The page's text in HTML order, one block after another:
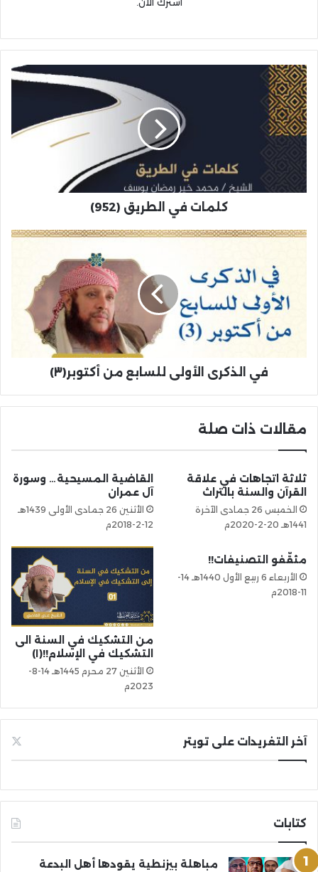
اشترك الآن.
كلمات في الطريق (952)
في الذكرى الأولى للسابع من أكتوبر(٣)
مقالات ذات صلة
ثلاثة اتجاهات في علاقة
القرآن والسنة بالتراث
الخميس 26 جمادى الآخرة
1441هـ 20-2-2020م
القاضية المسيحية… وسورة
آل عمران
الأثنين 26 جمادى الأولى 1439هـ
12-2-2018م
مثقّفو التصنيفات!!
الأربعاء 6 ربيع الأول 1440هـ 14-
11-2018م
من التشكيك في السنة الى
التشكيك في الإسلام!!(١)
الأثنين 27 محرم 1445هـ 14-8-
2023م
آخر التغريدات على تويتر
كتابات
مباهلة بيزنطية يقودها أهل البدعة